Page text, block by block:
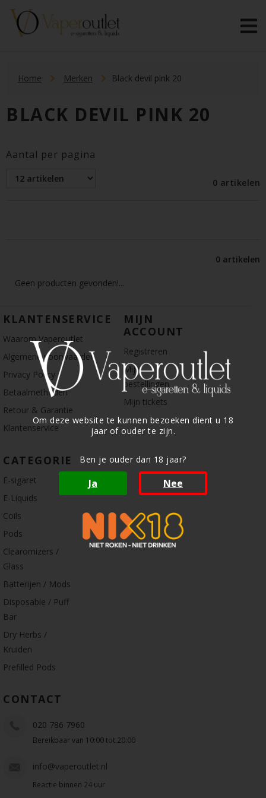
Om deze website te kunnen bezoeken dient u 18
jaar of ouder te zijn.
Ben je ouder dan 18 jaar?
Ja Nee
Home Merken Black devil pink 20
BLACK DEVIL PINK 20
Aantal per pagina
0 artikelen
0 artikelen
Geen producten gevonden!...
KLANTENSERVICE
Waarom Vaperoutlet
Algemene voorwaarden
Privacy Policy
Betaalmethoden
Retour & Garantie
Klantenservice
MIJN
ACCOUNT
Registreren
Mijn
bestellingen
Mijn tickets
CATEGORIE
E-sigaret
E-Liquids
Coils
Pods
Clearomizers /
Glass
Batterijen / Mods
Disposable / Puff
Bar
Dry Herbs /
Kruiden
Prefilled Pods
CONTACT
020 786 7960
Bereikbaar van 10:00 tot 20:00
info@vaperoutlet.nl
Reactie binnen 24 uur